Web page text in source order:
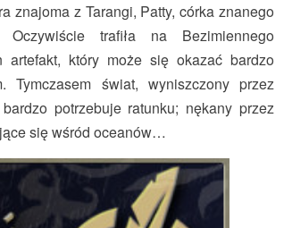
znajoma z Tarangi, Patty, córka znanego
Oczywiście trafiła na Bezimiennego
artefakt, który może się okazać bardzo
świat, wyniszczony przez
potrzebuje ratunku; nękany przez
się wśród oceanów…